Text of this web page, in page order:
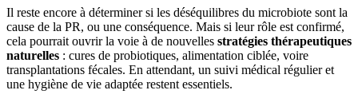
Il reste encore à déterminer si les déséquilibres du microbiote sont la
cause de la PR, ou une conséquence. Mais si leur rôle est confirmé,
cela pourrait ouvrir la voie à de nouvelles stratégies thérapeutiques
naturelles : cures de probiotiques, alimentation ciblée, voire
transplantations fécales. En attendant, un suivi médical régulier et
une hygiène de vie adaptée restent essentiels.